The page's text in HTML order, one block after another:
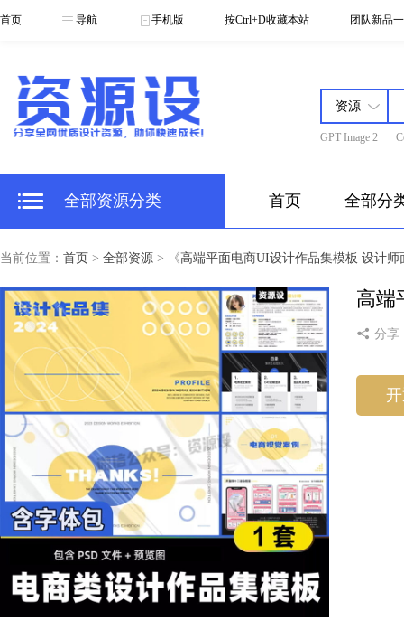
首页 导航 手机版 按Ctrl+D收藏本站 团队新品
GPT Image 2
全部资源分类 首页 全部分
当前位置： 首页 > 全部资源 > 《高端平面电商UI设计作品集模板 设计
高端
分享